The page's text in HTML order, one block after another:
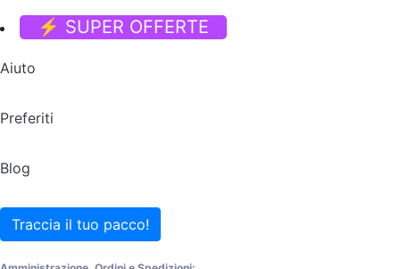
⚡ SUPER OFFERTE
Aiuto
Preferiti
Blog
Traccia il tuo pacco!